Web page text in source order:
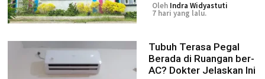
Oleh Indra Widyastuti
7 hari yang lalu.
Tubuh Terasa Pegal
Berada di Ruangan ber-
AC? Dokter Jelaskan Ini